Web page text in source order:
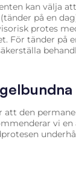
kan välja
på en
protes
För tänder på
att den
vi